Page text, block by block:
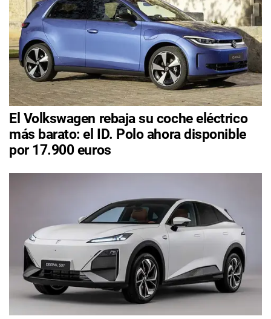
El Volkswagen rebaja su coche eléctrico
más barato: el ID. Polo ahora disponible
por 17.900 euros